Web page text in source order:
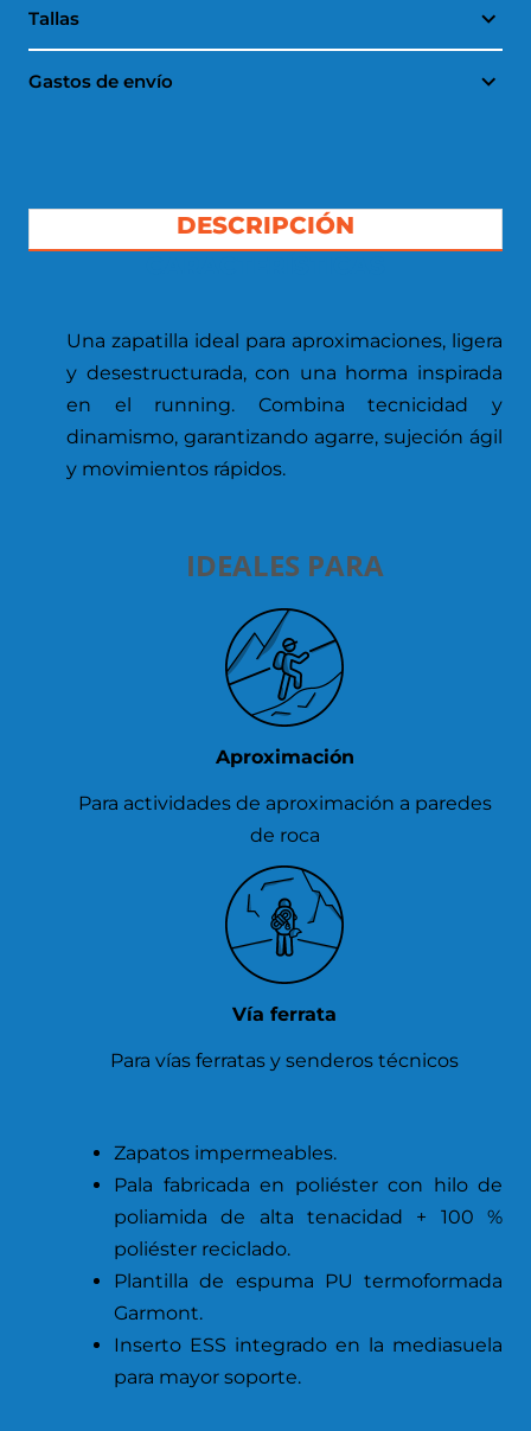
Tallas
Gastos de envío
DESCRIPCIÓN
Una zapatilla ideal para aproximaciones, ligera
y desestructurada, con una horma inspirada
en el running. Combina tecnicidad y
dinamismo, garantizando agarre, sujeción ágil
y movimientos rápidos.
IDEALES PARA
Aproximación
Para actividades de aproximación a paredes
de roca
Vía ferrata
Para vías ferratas y senderos técnicos
Zapatos impermeables.
Pala fabricada en poliéster con hilo de
poliamida de alta tenacidad + 100 %
poliéster reciclado.
Plantilla de espuma PU termoformada
Garmont.
Inserto ESS integrado en la mediasuela
para mayor soporte.